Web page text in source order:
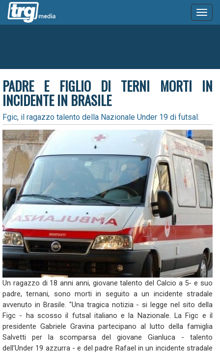
PADRE E FIGLIO DI TERNI MORTI IN
INCIDENTE IN BRASILE
Fgic, il ragazzo talento della Nazionale Under 19 di futsal.
Un ragazzo di 18 anni anni, giovane talento del Calcio a 5- e suo
padre, ternani, sono morti in seguito a un incidente stradale
avvenuto in Brasile. "Una tragica notizia - si legge nel sito della
Figc - ha scosso il futsal italiano e la Nazionale. La Figc e il
presidente Gabriele Gravina partecipano al lutto della famiglia
Salvetti per la scomparsa del giovane Gianluca - talento
dell'Under 19 azzurra - e del padre Rafael in un incidente stradale